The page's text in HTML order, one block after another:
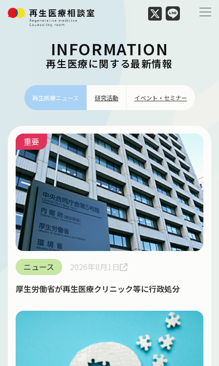
INFORMATION
再生医療に関する最新情報
再生医療ニュース 研究活動 イベント・セミナー
ニュース 2026年8月1日
重要
厚生労働省が再生医療クリニック等に行政処分